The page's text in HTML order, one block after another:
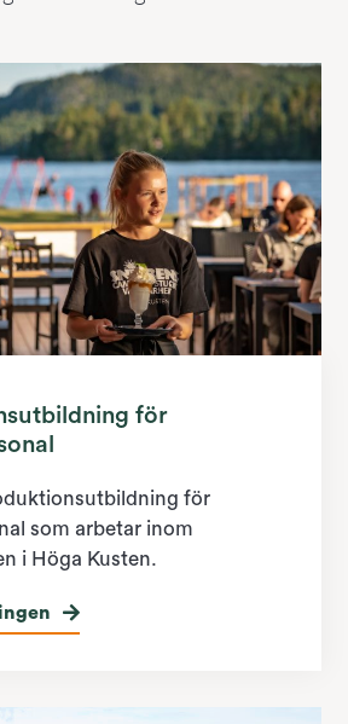
för
för
som arbetar inom
i Höga Kusten.